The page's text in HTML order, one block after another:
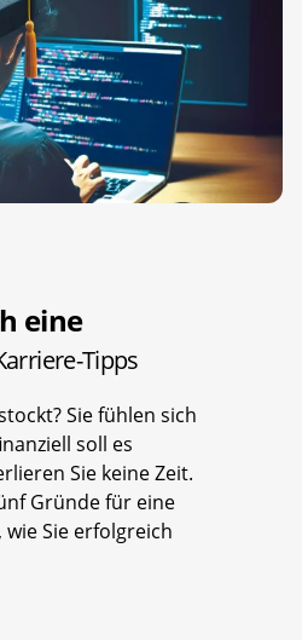
eine
Tipps
Sie fühlen sich
soll es
Sie keine Zeit.
Gründe für eine
Sie erfolgreich